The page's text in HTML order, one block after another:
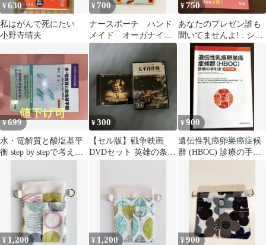
¥630
私はがんで死にたい
小野寺晴夫
¥ 700
ナースポーチ ハンド
メイド オーガナイザ
ー
¥750
あなたのプレゼン誰も
聞いてませんよ! : シン
プルに伝える魔法のテ
クニック :…
¥699
水・電解質と酸塩基平
衡 step by stepで考える
¥300
【セル版】戦争映画
DVDセット 英雄の条件
¥900
遺伝性乳癌卵巣癌症候
群 (HBOC) 診療の手引
¥ 1,200 ¥ 1,200 ¥900